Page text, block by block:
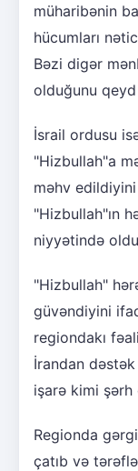
müharibənin
hücumları
Bəzi digər
olduğunu
İsrail ordusu
"Hizbullah"a
məhv
"Hizbullah"ın
niyyətində
"Hizbullah"
güvəndiyini
regiondakı
İrandan
işarə kimi şərh
Regionda
çatıb və